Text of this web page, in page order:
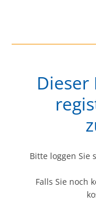
Bitte loggen Sie
Falls Sie noch